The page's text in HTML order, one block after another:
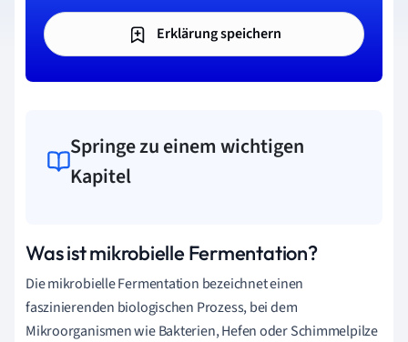
Erklärung speichern
Springe zu einem wichtigen
Kapitel
Was ist mikrobielle Fermentation?
Die mikrobielle Fermentation bezeichnet einen
faszinierenden biologischen Prozess, bei dem
Mikroorganismen wie Bakterien, Hefen oder Schimmelpilze